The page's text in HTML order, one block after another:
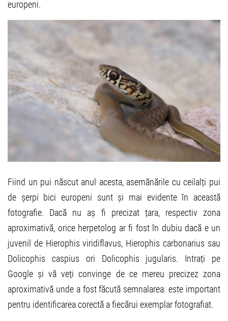
europeni.
Fiind un pui născut anul acesta, asemănările cu ceilalți pui
de șerpi bici europeni sunt și mai evidente în această
fotografie. Dacă nu aș fi precizat țara, respectiv zona
aproximativă, orice herpetolog ar fi fost în dubiu dacă e un
juvenil de Hierophis viridiflavus, Hierophis carbonarius sau
Dolicophis caspius ori Dolicophis jugularis. Intrați pe
Google și vă veți convinge de ce mereu precizez zona
aproximativă unde a fost făcută semnalarea: este important
pentru identificarea corectă a fiecărui exemplar fotografiat.